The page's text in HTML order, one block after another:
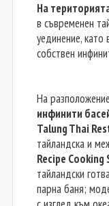
На
в съвременен
уединение, като
собствен
На
инфинити
Talung Thai
тайландска и
Recipe Cooking
тайландски
парна баня;